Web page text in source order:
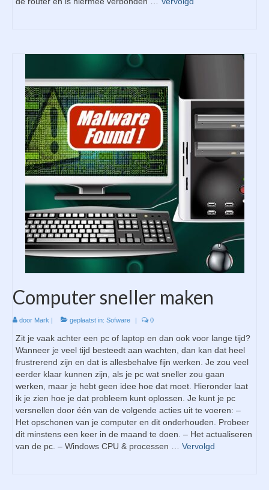
Computer sneller maken
door Mark geplaatst in: Sofware 0
Zit je vaak achter een pc of laptop en dan ook voor lange tijd?
Wanneer je veel tijd besteedt aan wachten, dan kan dat heel
frustrerend zijn en dat is allesbehalve fijn werken. Je zou veel
eerder klaar kunnen zijn, als je pc wat sneller zou gaan
werken, maar je hebt geen idee hoe dat moet. Hieronder laat
ik je zien hoe je dat probleem kunt oplossen. Je kunt je pc
versnellen door één van de volgende acties uit te voeren: –
Het opschonen van je computer en dit onderhouden. Probeer
dit minstens een keer in de maand te doen. – Het actualiseren
van de pc. – Windows CPU & processen … Vervolgd